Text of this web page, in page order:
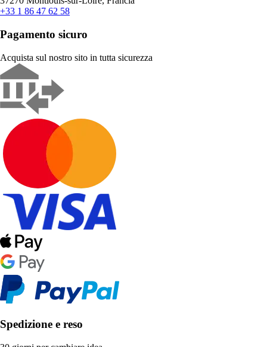
+33 1 86 47 62 58
Pagamento sicuro
Acquista sul nostro sito in tutta sicurezza
Spedizione e reso